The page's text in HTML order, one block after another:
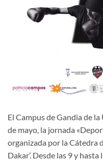
El Campus de Gandia de
de mayo, la jornada
organizada por la Cátedra
Dakar’. Desde las 9 y